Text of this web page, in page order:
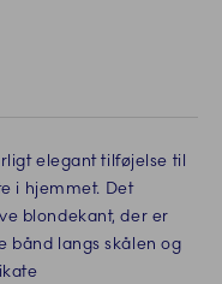
elegant tilføjelse til
i hjemmet. Det
blondekant, der er
bånd langs skålen og